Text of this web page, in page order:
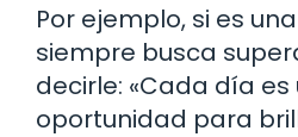
Por ejemplo, si es
siempre busca
decirle: «Cada día es
oportunidad para